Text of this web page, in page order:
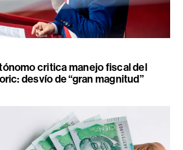
critica manejo fiscal del
desvío de “gran magnitud”